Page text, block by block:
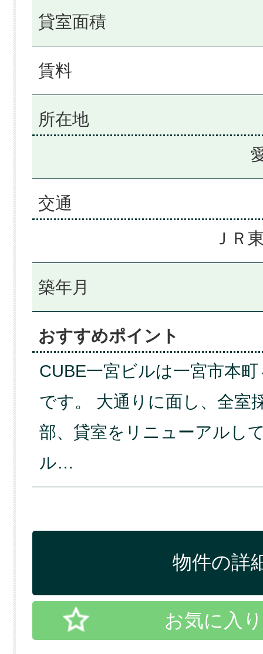
貸室面積
賃料
所在地
交通
ＪＲ
築年月
おすすめポイント
CUBE一宮ビルは一宮市本
です。 大通りに面し、全室
部、貸室をリニューアルし
ル…
物件の詳
お気に入